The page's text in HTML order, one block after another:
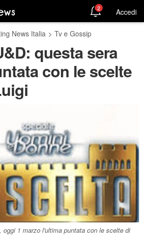
2 Accedi
News Italia > Tv e Gossip
questa sera
con le scelte
oggi 1 marzo l'ultima puntata con le scelte di